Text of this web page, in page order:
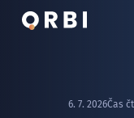
6. 7. 2026Čas